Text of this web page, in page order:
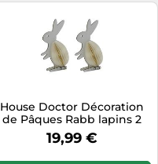
House Doctor Décoration
de Pâques Rabb lapins 2
pièces Off-white
19,99 €